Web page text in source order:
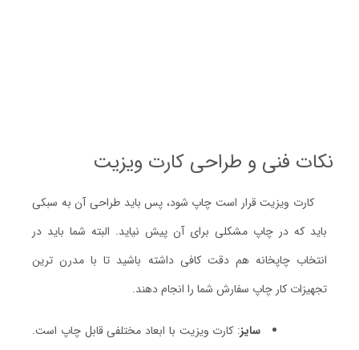
نکات فنی و طراحی کارت ویزیت
کارت ویزیت قرار است چاپ شود، پس باید طراحی آن به سبکی
باید که در چاپ مشکلی برای آن پیش نیاید. البته شما باید در
انتخاب چاپخانه هم دقت کافی داشته باشید تا با مدرن ترین
تجهیزات کار چاپ سفارش شما را انجام دهند.
سایز: کارت ویزیت با ابعاد مختلفی قابل چاپ است.